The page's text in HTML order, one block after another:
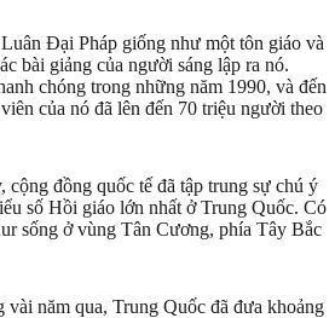
Đại Pháp giống như một tôn giáo và
bài giảng của người sáng lập ra nó.
chóng trong những năm 1990, và đến
của nó đã lên đến 70 triệu người theo
cộng đồng quốc tế đã tập trung sự chú ý
số Hồi giáo lớn nhất ở Trung Quốc. Có
sống ở vùng Tân Cương, phía Tây Bắc
năm qua, Trung Quốc đã đưa khoảng